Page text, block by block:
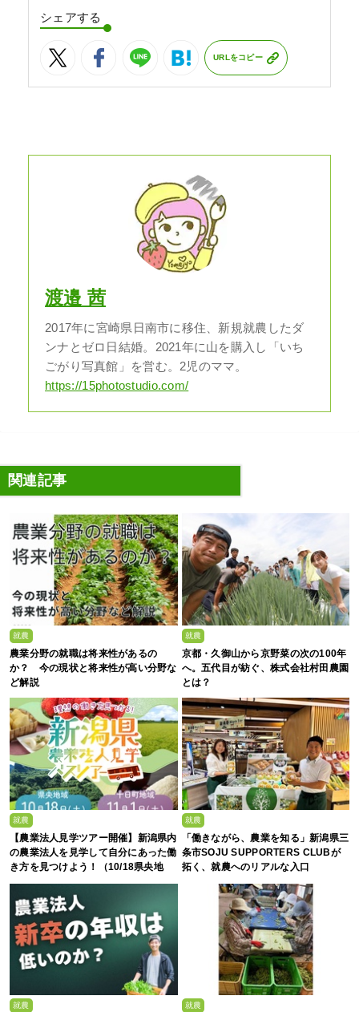
シェアする
URLをコピー
渡邉 茜
2017年に宮崎県日南市に移住、新規就農したダ
ンナとゼロ日結婚。2021年に山を購入し「いち
ごがり写真館」を営む。2児のママ。
https://15photostudio.com/
関連記事
就農
農業分野の就職は将来性があるの
か？ 今の現状と将来性が高い分野な
ど解説
就農
京都・久御山から京野菜の次の100年
へ。五代目が紡ぐ、株式会社村田農園
とは？
就農
【農業法人見学ツアー開催】新潟県内
の農業法人を見学して自分にあった働
き方を見つけよう！（10/18県央地
就農
「働きながら、農業を知る」新潟県三
条市SOJU SUPPORTERS CLUBが
拓く、就農へのリアルな入口
就農 就農